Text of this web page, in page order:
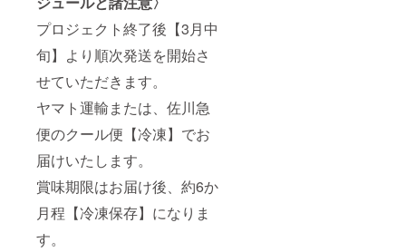
プロジェクト終了後【3月中
旬】より順次発送を開始さ
せていただきます。
ヤマト運輸または、佐川急
便のクール便【冷凍】でお
届けいたします。
賞味期限はお届け後、約6か
月程【冷凍保存】になりま
す。